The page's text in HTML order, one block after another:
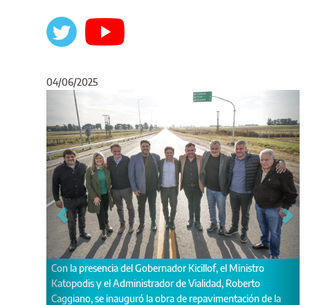
04/06/2025
Con la presencia del Gobernador Kicillof, el Ministro
Katopodis y el Administrador de Vialidad, Roberto
Caggiano, se inauguró la obra de repavimentación de la
Anterior